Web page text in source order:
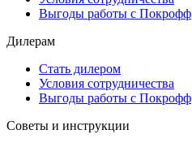
Выгоды работы с Покрофф
Дилерам
Стать дилером
Условия сотрудничества
Выгоды работы с Покрофф
Советы и инструкции